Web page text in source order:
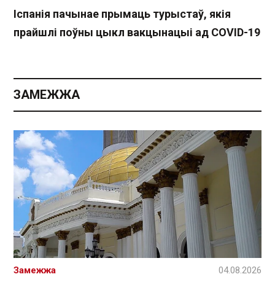
Іспанія пачынае прымаць турыстаў, якія
прайшлі поўны цыкл вакцынацыі ад COVID-19
ЗАМЕЖЖА
Замежжа 04.08.2026